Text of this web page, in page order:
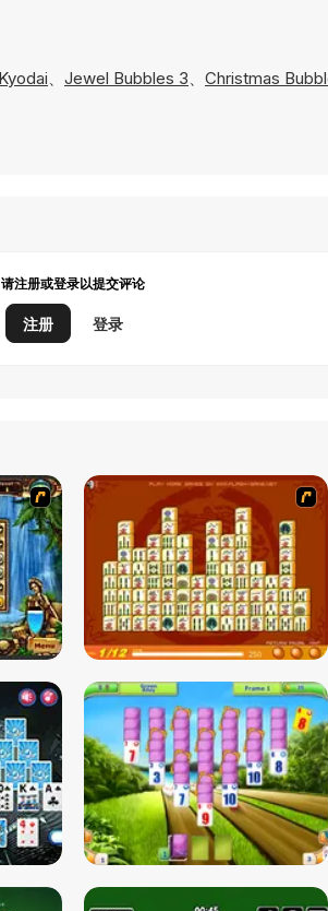
、 Jewel Bubbles 3、 Christmas
请注册或登录以提交评论
注册 登录